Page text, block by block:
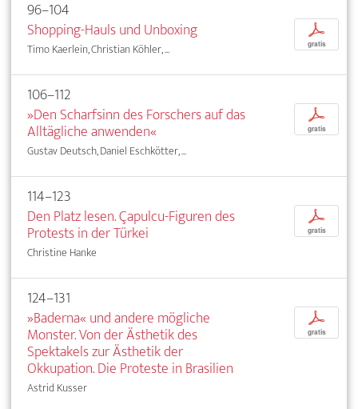
96–104
Shopping-Hauls und Unboxing
Timo Kaerlein, Christian Köhler, ...
p
gratis
106–112
»Den Scharfsinn des Forschers auf das
Alltägliche anwenden«
Gustav Deutsch, Daniel Eschkötter, ...
p
gratis
114–123
Den Platz lesen. Çapulcu-Figuren des
Protests in der Türkei
Christine Hanke
p
gratis
124–131
»Baderna« und andere mögliche
Monster. Von der Ästhetik des
Spektakels zur Ästhetik der
Okkupation. Die Proteste in Brasilien
Astrid Kusser
p
gratis